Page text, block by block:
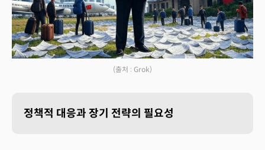
(출처 : Grok)
정책적 대응과 장기 전략의 필요성